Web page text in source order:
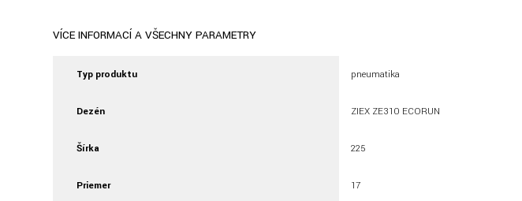
VÍCE INFORMACÍ A VŠECHNY PARAMETRY
Typ produktu pneumatika
Dezén ZIEX ZE310 ECORUN
Šírka 225
Priemer 17